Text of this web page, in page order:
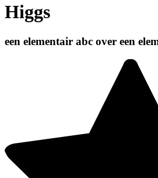
Higgs
een elementair abc over een